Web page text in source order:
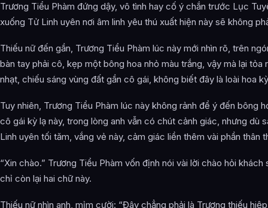
Trương Tiểu Phàm đứng dậy, vô tình hay cố ý chắn trước Lục
xuống Tử Linh uyên nơi âm linh yêu thú xuất hiện này sẽ không
Thiếu nữ đến gần, Trương Tiểu Phàm lúc này mới nhìn rõ, trên
bàn tay phải cô, kẹp một bông hoa nhỏ màu trắng, vậy mà lại tỏa
nhạt, chiếu sáng vùng đất gần cô gái, không biết đây là loài hoa
Tuy nhiên, Trương Tiểu Phàm lúc này không rảnh để ý đến bông
cô gái kỳ lạ này, trong lòng anh vẫn có chút cảnh giác, nhưng dù
Linh uyên tối tăm, vắng vẻ này, cảm giác liền thêm vài phần thân
“Xin chào.” Trương Tiểu Phàm vốn định nói vài lời chào hỏi khách
chỉ còn lại hai chữ này.
Thiếu nữ nhìn anh, mỉm cười: “Đây chẳng phải là Trương thiếu